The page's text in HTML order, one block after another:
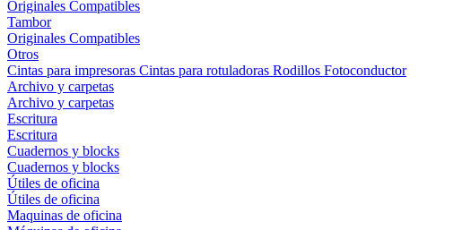
Originales Compatibles
Tambor
Originales Compatibles
Otros
Cintas para impresoras Cintas para rotuladoras Rodillos Fotoconductor
Archivo y carpetas
Archivo y carpetas
Escritura
Escritura
Cuadernos y blocks
Cuadernos y blocks
Útiles de oficina
Útiles de oficina
Maquinas de oficina